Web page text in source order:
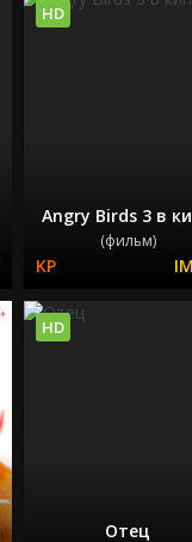
Angry Birds 3 в
(фильм)
HD
Отец
HD